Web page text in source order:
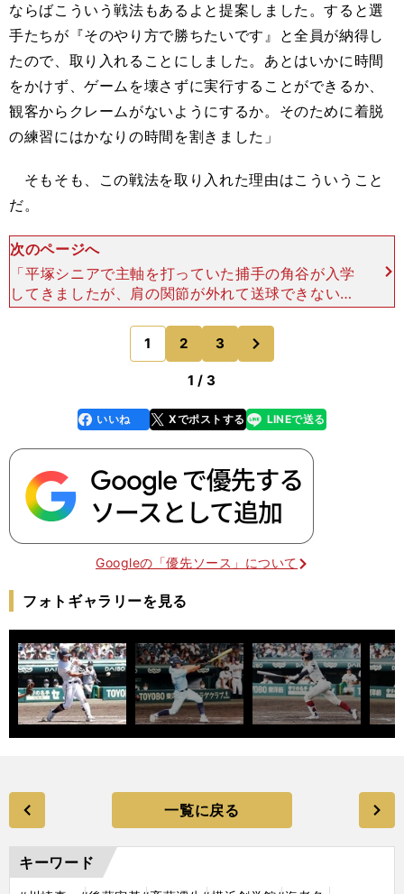
ならばこういう戦法もあるよと提案しました。すると選
手たちが『そのやり方で勝ちたいです』と全員が納得し
たので、取り入れることにしました。あとはいかに時間
をかけず、ゲームを壊さずに実行することができるか、
観客からクレームがないようにするか。そのために着脱
の練習にはかなりの時間を割きました」
そもそも、この戦法を取り入れた理由はこういうこと
だ。
次のページへ
「平塚シニアで主軸を打っていた捕手の角谷が入学
してきましたが、肩の関節が外れて送球できない状
態でした。そうかといって、彼は中心選手ですから
メンバーから外すわけには行きません。そこで相手
の走者が出たら、
1 2 3
1 / 3
faceboo
k
いいね Xでポストする
line LINEで送る
Googleの「優先ソース」について
フォトギャラリーを見る
一覧に戻る
キーワード